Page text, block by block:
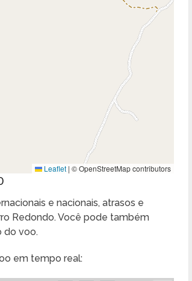
Leaflet | © OpenStreetMap contributors
e nacionais, atrasos e
Redondo. Você pode também
do voo.
em tempo real: